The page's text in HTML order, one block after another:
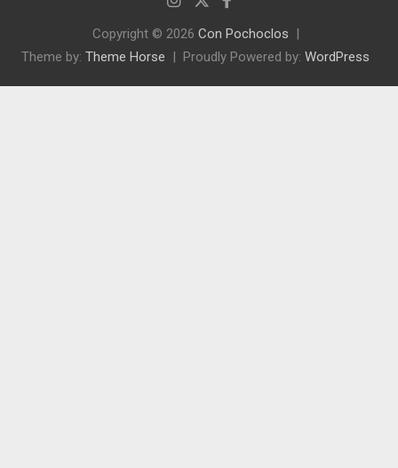
Copyright © 2026 Con Pochoclos
Theme by: Theme Horse Proudly Powered by: WordPress